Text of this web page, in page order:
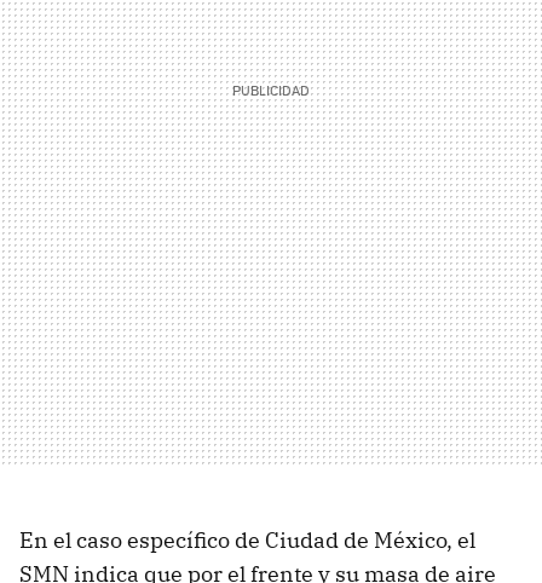
En el caso específico de Ciudad de México, el
SMN indica que por el frente y su masa de aire